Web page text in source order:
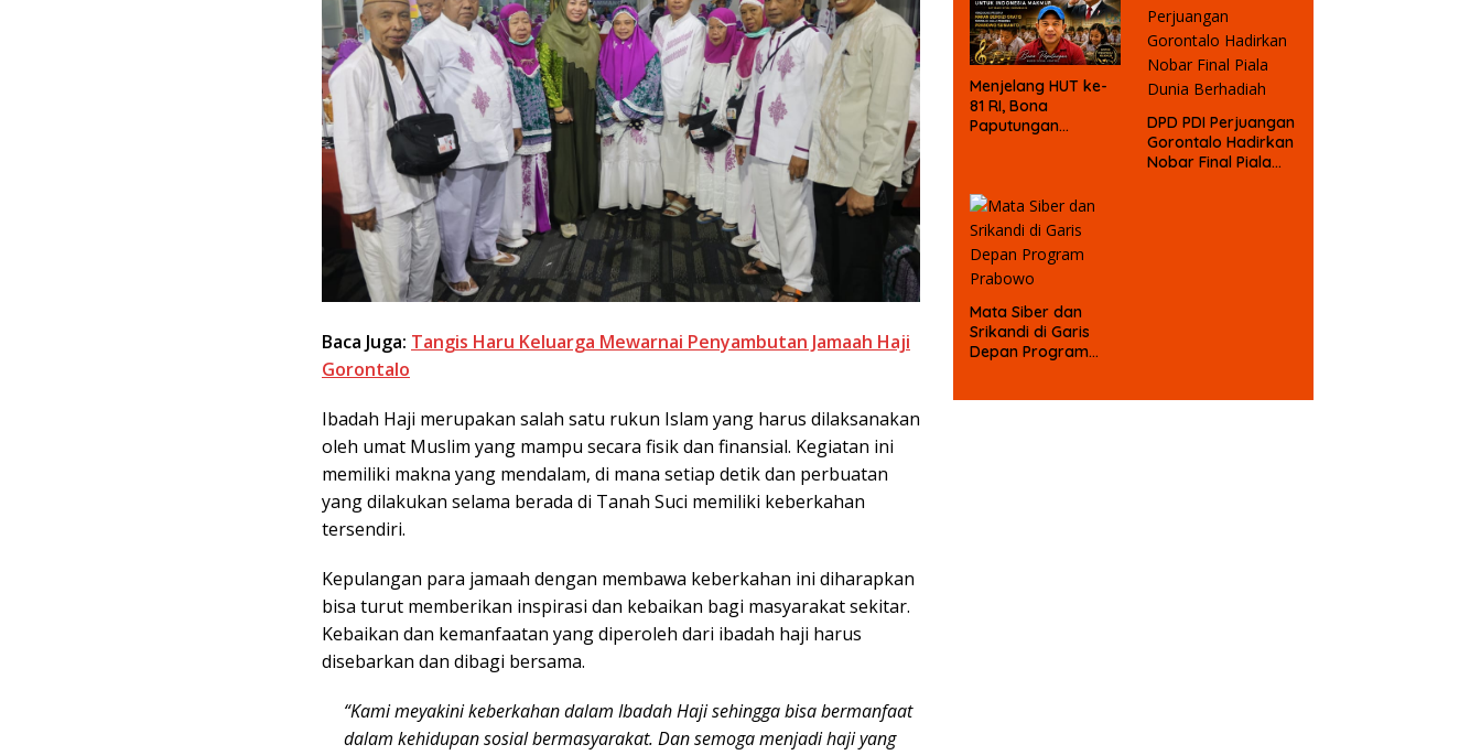
Baca Juga: Tangis Haru Keluarga Mewarnai Penyambutan Jamaah Haji
Gorontalo
Ibadah Haji merupakan salah satu rukun Islam yang harus dilaksanakan
oleh umat Muslim yang mampu secara fisik dan finansial. Kegiatan ini
memiliki makna yang mendalam, di mana setiap detik dan perbuatan
yang dilakukan selama berada di Tanah Suci memiliki keberkahan
tersendiri.
Kepulangan para jamaah dengan membawa keberkahan ini diharapkan
bisa turut memberikan inspirasi dan kebaikan bagi masyarakat sekitar.
Kebaikan dan kemanfaatan yang diperoleh dari ibadah haji harus
disebarkan dan dibagi bersama.
“Kami meyakini keberkahan dalam Ibadah Haji sehingga bisa bermanfaat
dalam kehidupan sosial bermasyarakat. Dan semoga menjadi haji yang
Menjelang HUT ke-
81 RI, Bona
Paputungan
Bangsa
DPD PDI Perjuangan
Gorontalo Hadirkan
Nobar Final Piala
Mata Siber dan
Srikandi di Garis
Depan Program